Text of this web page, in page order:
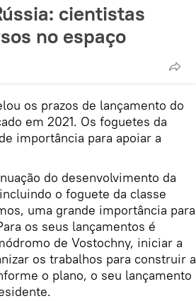
cientistas
no espaço
os prazos de lançamento do
em 2021. Os foguetes da
importância para apoiar a
do desenvolvimento da
o foguete da classe
uma grande importância para
os seus lançamentos é
de Vostochny, iniciar a
os trabalhos para construir a
o plano, o seu lançamento